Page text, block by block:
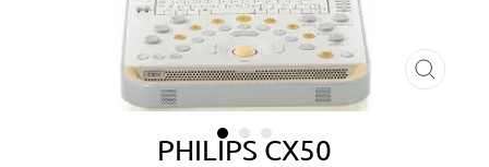
PHILIPS CX50